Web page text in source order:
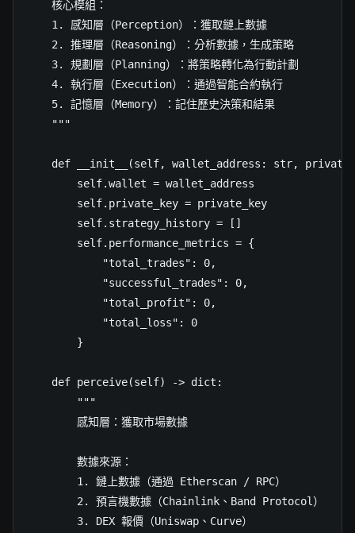
    核心模組：
    1. 感知層（Perception）：獲取鏈上數據
    2. 推理層（Reasoning）：分析數據，生成策略
    3. 規劃層（Planning）：將策略轉化為行動計劃
    4. 執行層（Execution）：通過智能合約執行
    5. 記憶層（Memory）：記住歷史決策和結果
    """
def __init__(self, wallet_address: str,
        self.wallet = wallet_address
        self.private_key = private_key
        self.strategy_history = []
        self.performance_metrics = {
            "total_trades": 0,
            "successful_trades": 0,
            "total_profit": 0,
            "total_loss": 0
        }
    def perceive(self) -> dict:
        """
        感知層：獲取市場數據
        數據來源：
        1. 鏈上數據（通過 Etherscan / RPC）
        2. 預言機數據（Chainlink、Band Protocol）
        3. DEX 報價（Uniswap、Curve）